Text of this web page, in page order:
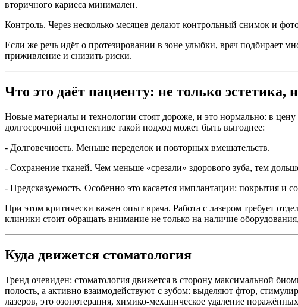
вторичного кариеса минимален.
Контроль. Через несколько месяцев делают контрольный снимок и
Если же речь идёт о протезировании в зоне улыбки, врач
приживление и снизить риски.
Что это даёт пациенту: не только эстетика,
Новые материалы и технологии стоят дороже, и это нормально: в цену
долгосрочной перспективе такой подход может быть выгоднее:
- Долговечность. Меньше переделок и повторных вмешательств.
- Сохранение тканей. Чем меньше «срезали» здорового зуба, тем
- Предсказуемость. Особенно это касается имплантации: покрытия
При этом критически важен опыт врача. Работа с лазером требует
клиники стоит обращать внимание не только на наличие
Куда движется стоматология
Тренд очевиден: стоматология движется в сторону максимальной
полость, а активно взаимодействуют с зубом: выделяют фтор,
лазеров, это озонотерапия, химико-механическое удаление